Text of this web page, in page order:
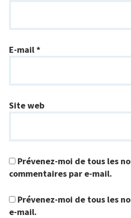
E-mail*
Site web
Prévenez-moi de tous les
commentaires par e-mail.
Prévenez-moi de tous les
e-mail.